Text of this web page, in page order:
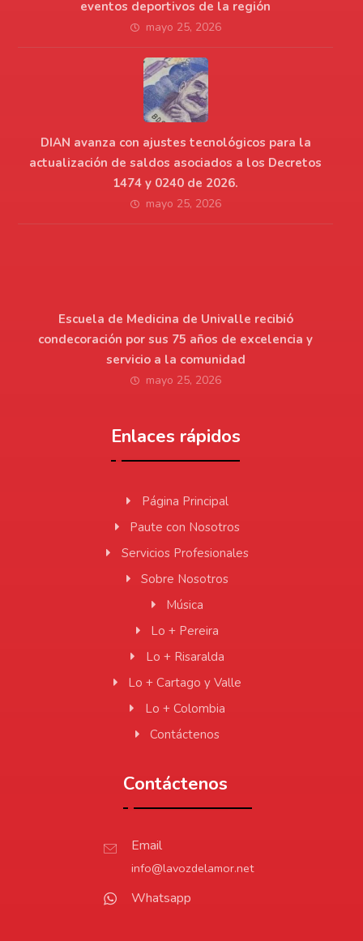
eventos deportivos de la región
mayo 25, 2026
DIAN avanza con ajustes tecnológicos para la
actualización de saldos asociados a los Decretos
1474 y 0240 de 2026.
mayo 25, 2026
Escuela de Medicina de Univalle recibió
condecoración por sus 75 años de excelencia y
servicio a la comunidad
mayo 25, 2026
Enlaces rápidos
Página Principal
Paute con Nosotros
Servicios Profesionales
Sobre Nosotros
Música
Lo + Pereira
Lo + Risaralda
Lo + Cartago y Valle
Lo + Colombia
Contáctenos
Contáctenos
Email
info@lavozdelamor.net
Whatsapp